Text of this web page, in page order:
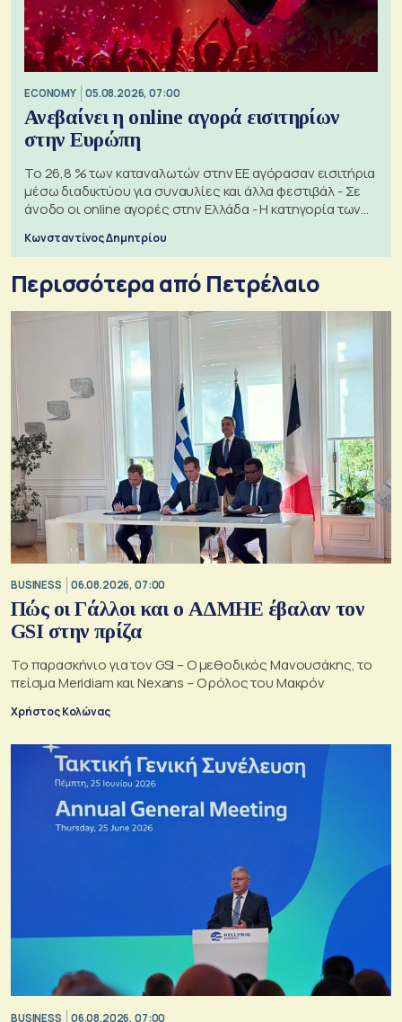
ECONOMY 05.08.2026, 07:00
Ανεβαίνει η online αγορά εισιτηρίων
στην Ευρώπη
Το 26,8 % των καταναλωτών στην ΕΕ αγόρασαν εισιτήρια
μέσω διαδικτύου για συναυλίες και άλλα φεστιβάλ - Σε
άνοδο οι online αγορές στην Ελλάδα - Η κατηγορία των
Κωνσταντίνος Δημητρίου
Περισσότερα από Πετρέλαιο
BUSINESS 06.08.2026, 07:00
Πώς οι Γάλλοι και ο ΑΔΜΗΕ έβαλαν τον
GSI στην πρίζα
Το παρασκήνιο για τον GSI – Ο μεθοδικός Μανουσάκης, το
πείσμα Meridiam και Nexans – Ο ρόλος του Μακρόν
Χρήστος Κολώνας
BUSINESS 06.08.2026, 07:00